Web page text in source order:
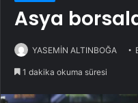
Asya
YASEMİN ALTINBOĞA
1 dakika okuma süresi